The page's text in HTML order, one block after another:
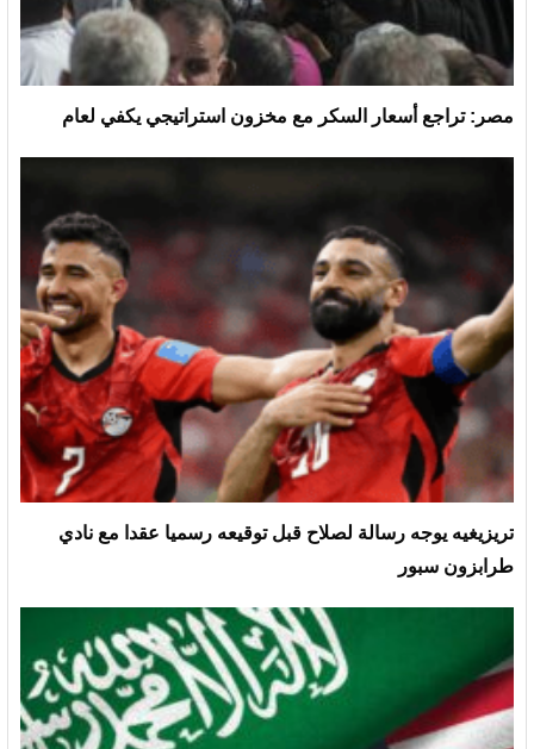
مصر: تراجع أسعار السكر مع مخزون استراتيجي يكفي لعام
تريزيغيه يوجه رسالة لصلاح قبل توقيعه رسميا عقدا مع نادي
طرابزون سبور